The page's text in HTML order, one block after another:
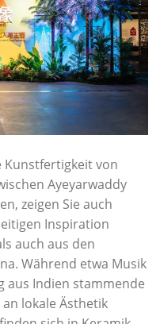
Kunstfertigkeit von
Ayeyarwaddy
zeigen Sie auch
Inspiration
auch aus den
Während etwa Musik
aus Indien stammende
lokale Ästhetik